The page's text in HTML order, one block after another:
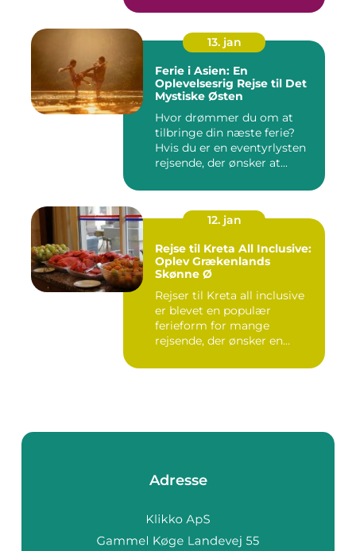
13. jan
Ferie i Asien: En
Oplevelsesrig Rejse til Det
Mystiske Østen
Hvor drømmer du om at
tilbringe din næste ferie?
Hvis du er en eventyrlysten
rejsende, der ønsker at...
12. jan
Rejse til Kreta All Inclusive:
Oplev Grækenlands
Skønne Ø
Rejser til Kreta all inclusive
er blevet en populær
ferieform for mange
rejsende, der ønsker en
Adresse